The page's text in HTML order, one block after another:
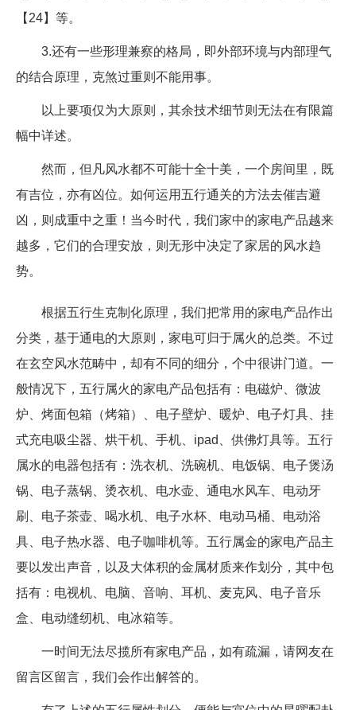
【24】等。
3.还有一些形理兼察的格局，即外部环境与内部理气
的结合原理，克煞过重则不能用事。
以上要项仅为大原则，其余技术细节则无法在有限篇
幅中详述。
然而，但凡风水都不可能十全十美，一个房间里，既
有吉位，亦有凶位。如何运用五行通关的方法去催吉避
凶，则成重中之重！当今时代，我们家中的家电产品越来
越多，它们的合理安放，则无形中决定了家居的风水趋
势。
根据五行生克制化原理，我们把常用的家电产品作出
分类，基于通电的大原则，家电可归于属火的总类。不过
在玄空风水范畴中，却有不同的细分，个中很讲门道。一
般情况下，五行属火的家电产品包括有：电磁炉、微波
炉、烤面包箱（烤箱）、电子壁炉、暖炉、电子灯具、挂
式充电吸尘器、烘干机、手机、ipad、供佛灯具等。五行
属水的电器包括有：洗衣机、洗碗机、电饭锅、电子煲汤
锅、电子蒸锅、烫衣机、电水壶、通电水风车、电动牙
刷、电子茶壶、喝水机、电子水杯、电动马桶、电动浴
具、电子热水器、电子咖啡机等。五行属金的家电产品主
要以发出声音，以及大体积的金属材质来作划分，其中包
括有：电视机、电脑、音响、耳机、麦克风、电子音乐
盒、电动缝纫机、电冰箱等。
一时间无法尽揽所有家电产品，如有疏漏，请网友在
留言区留言，我们会作出解答的。